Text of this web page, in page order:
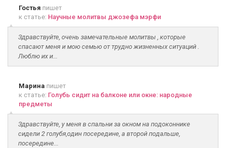
Гостья пишет
к статье: Научные молитвы джозефа мэрфи
Здравствуйте, очень замечательные молитвы , которые
спасают меня и мою семью от трудно жизненных ситуаций .
Люблю их и...
Марина пишет
к статье: Голубь сидит на балконе или окне: народные
предметы
Здравствуйте, у меня в спальни за окном на подоконнике
сидели 2 голубя,один посередине, а второй подальше,
посередине...